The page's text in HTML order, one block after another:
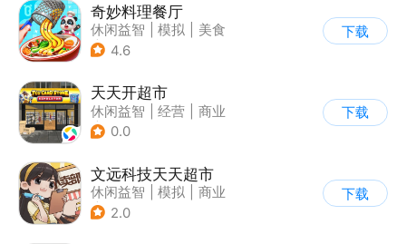
奇妙料理餐厅
休闲益智 模拟
美食
| 宝宝巴士
4.6
下载
天天开超市
休闲益智 经营
商业
| 卡通
0.0
下载
文远科技天天超市
休闲益智 模拟
商业
| 卡通
2.0
下载